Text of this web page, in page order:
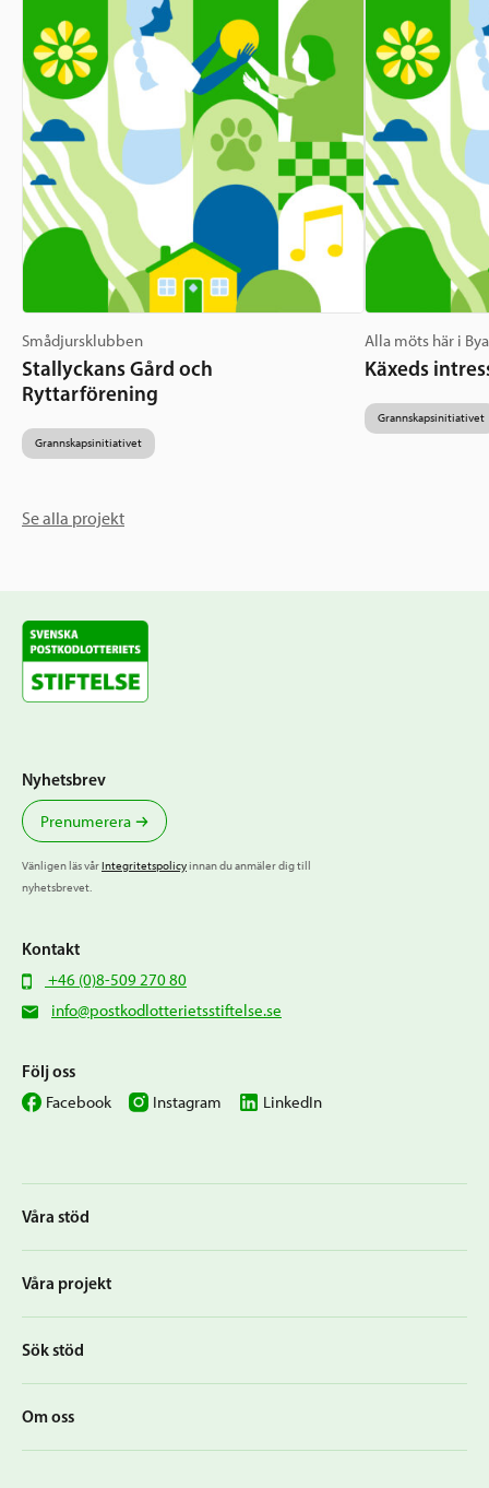
Smådjursklubben
Stallyckans Gård och
Ryttarförening
Grannskapsinitiativet
Alla möts här i
Käxeds
Grannskapsinitiativet
Se alla projekt
Våra stöd
Våra projekt
Sök stöd
Om oss
Nyhetsbrev
Prenumerera
Vänligen läs vårIntegritetspolicyinnan du anmäler dig till
nyhetsbrevet.
Kontakt
+46 (0)8-509 270 80
info@postkodlotterietsstiftelse.se
Följ oss
Facebook Instagram LinkedIn